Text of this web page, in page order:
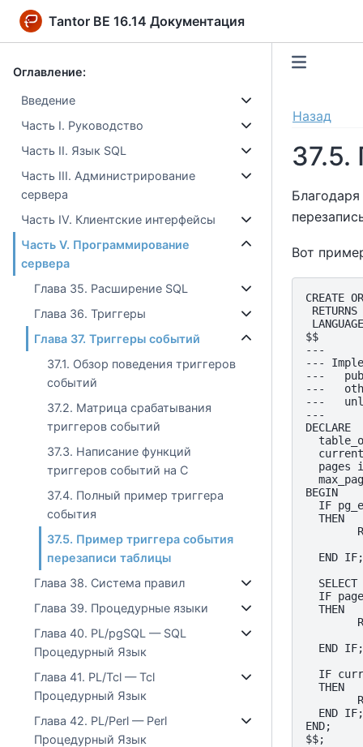
Tantor BE 16.14 Документация
Оглавление:
Введение
Часть I. Руководство
Часть II. Язык SQL
Часть III. Администрирование
сервера
Часть IV. Клиентские интерфейсы
Часть V. Программирование
сервера
Глава 35. Расширение SQL
Глава 36. Триггеры
Глава 37. Триггеры событий
37.1. Обзор поведения триггеров
событий
37.2. Матрица срабатывания
триггеров событий
37.3. Написание функций
триггеров событий на C
37.4. Полный пример триггера
события
37.5. Пример триггера события
перезаписи таблицы
Глава 38. Система правил
Глава 39. Процедурные языки
Глава 40. PL/pgSQL — SQL
Процедурный Язык
Глава 41. PL/Tcl — Tcl
Процедурный Язык
Глава 42. PL/Perl — Perl
Процедурный Язык
Назад
37.5.
Вот
CREATE
$$
---
---
---
---
---
---
DECLARE
pages
BEGIN
IF
  THEN
  END IF;
SELECT
IF
  THEN
  END IF;
IF
  THEN
  END IF;
END;
$$;